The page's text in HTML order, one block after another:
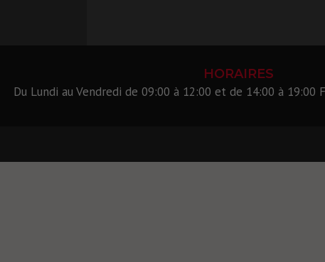
HORAIRES
Du Lundi au Vendredi de 09:00 à 12:00 et de 14:00 à 19:00